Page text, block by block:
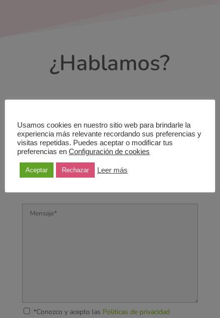
¿Hablamos?
*Conozco y acepto las Politicas de privacidad
Usamos cookies en nuestro sitio web para brindarle la
experiencia más relevante recordando sus preferencias y
visitas repetidas. Puedes aceptar o modificar tus
preferencias en Configuración de cookies
Aceptar Rechazar Leer más